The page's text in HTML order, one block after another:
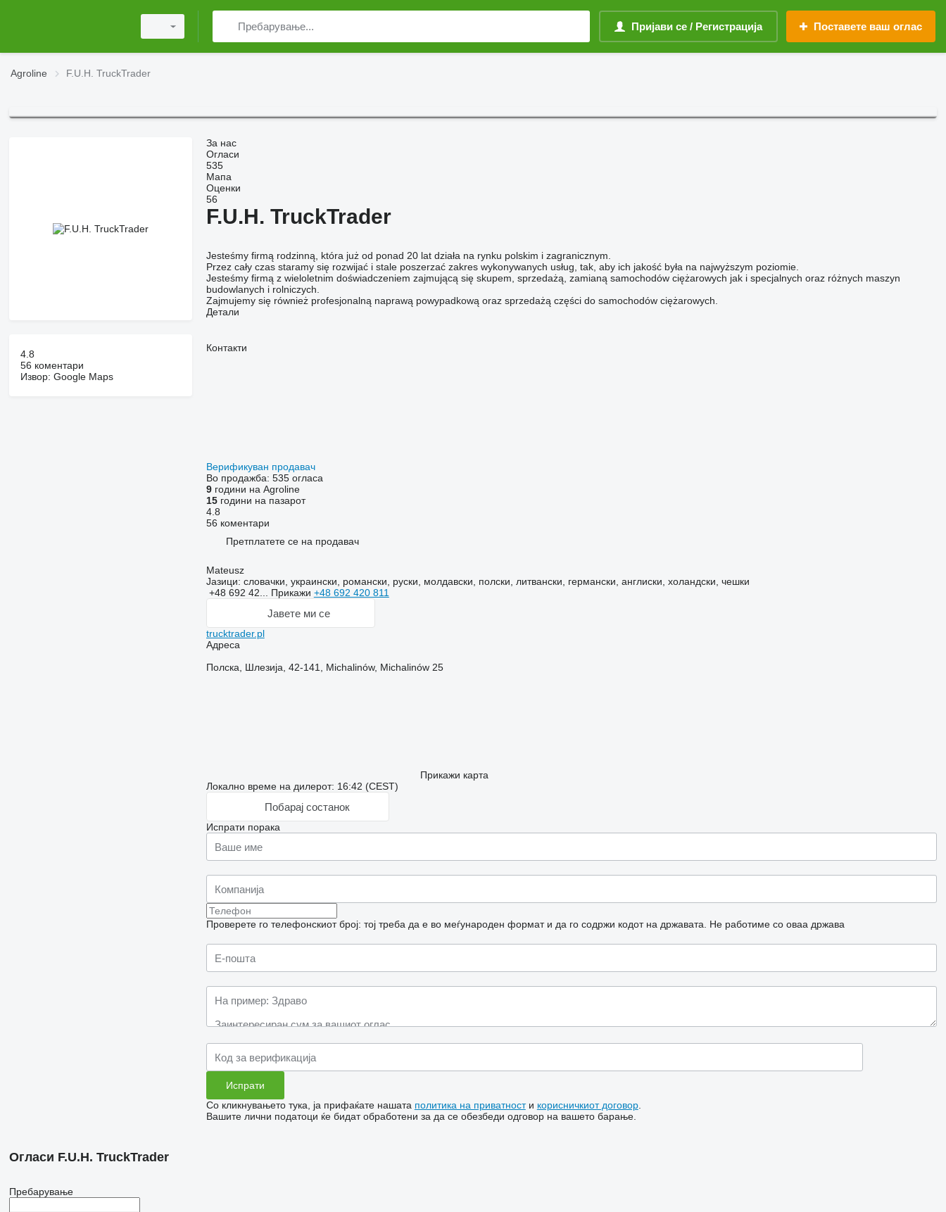
Пријави се / Регистрација Поставете ваш оглас
Agroline F.U.H. TruckTrader
4.8
56 коментари
Извор: Google Maps
За нас
Огласи
535
Мапа
Оценки
56
F.U.H. TruckTrader
Jesteśmy firmą rodzinną, która już od ponad 20 lat działa na rynku polskim i zagranicznym.
Przez cały czas staramy się rozwijać i stale poszerzać zakres wykonywanych usług, tak, aby ich jakość była na najwyższym poziomie.
Jesteśmy firmą z wieloletnim doświadczeniem zajmującą się skupem, sprzedażą, zamianą samochodów ciężarowych jak i specjalnych oraz różnych maszyn
budowlanych i rolniczych.
Zajmujemy się również profesjonalną naprawą powypadkową oraz sprzedażą części do samochodów ciężarowych.
Детали
Контакти
Верификуван продавач
Во продажба: 535 огласа
9години на Agroline
15години на пазарот
4.8
56 коментари
Претплатете се на продавач
Mateusz
Јазици: словачки, украински, романски, руски, молдавски, полски, литвански, германски, англиски, холандски, чешки
+48 692 42... Прикажи +48 692 420 811
Јавете ми се
trucktrader.pl
Адреса
Полска, Шлезија, 42-141, Michalinów, Michalinów 25
Прикажи карта
Локално време на дилерот: 16:42 (CEST)
Побарај состанок
Испрати порака
Проверете го телефонскиот број: тој треба да е во меѓународен формат и да го содржи кодот на државата. Не работиме со оваа држава
Со кликнувањето тука, ја прифаќате нашата политика на приватности корисничкиот договор.
Вашите лични податоци ќе бидат обработени за да се обезбеди одговор на вашето барање.
Огласи F.U.H. TruckTrader
Пребарување